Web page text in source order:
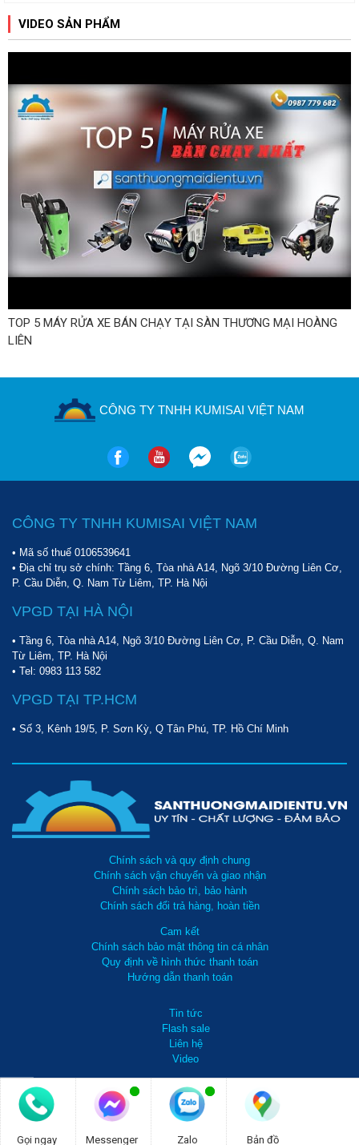
VIDEO SẢN PHẨM
TOP 5 MÁY RỬA XE BÁN CHẠY TẠI SÀN THƯƠNG MẠI HOÀNG
LIÊN
CÔNG TY TNHH KUMISAI VIỆT NAM
CÔNG TY TNHH KUMISAI VIỆT NAM
• Mã số thuế 0106539641
• Địa chỉ trụ sở chính: Tầng 6, Tòa nhà A14, Ngõ 3/10 Đường Liên Cơ,
P. Cầu Diễn, Q. Nam Từ Liêm, TP. Hà Nội
VPGD TẠI HÀ NỘI
• Tầng 6, Tòa nhà A14, Ngõ 3/10 Đường Liên Cơ, P. Cầu Diễn, Q. Nam
Từ Liêm, TP. Hà Nội
• Tel: 0983 113 582
VPGD TẠI TP.HCM
• Số 3, Kênh 19/5, P. Sơn Kỳ, Q Tân Phú, TP. Hồ Chí Minh
Chính sách và quy định chung
Chính sách vận chuyển và giao nhận
Chính sách bảo trì, bảo hành
Chính sách đổi trả hàng, hoàn tiền
Cam kết
Chính sách bảo mật thông tin cá nhân
Quy định về hình thức thanh toán
Hướng dẫn thanh toán
Tin tức
Flash sale
Liên hệ
Video
0981 738 099
Gọi ngay Messenger Zalo Bản đồ